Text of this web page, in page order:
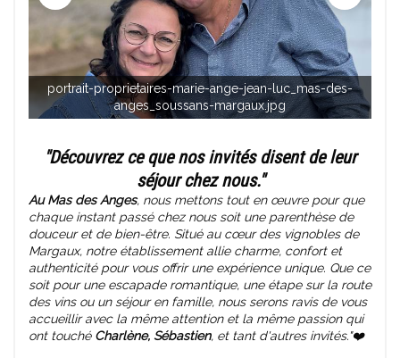
portrait-proprietaires-marie-ange-jean-luc_mas-des-
anges_soussans-margaux.jpg
"Découvrez ce que nos invités disent de leur
séjour chez nous."
Au Mas des Anges, nous mettons tout en œuvre pour que
chaque instant passé chez nous soit une parenthèse de
douceur et de bien-être. Situé au cœur des vignobles de
Margaux, notre établissement allie charme, confort et
authenticité pour vous offrir une expérience unique. Que ce
soit pour une escapade romantique, une étape sur la route
des vins ou un séjour en famille, nous serons ravis de vous
accueillir avec la même attention et la même passion qui
ont touché Charlène, Sébastien, et tant d'autres invités."❤️